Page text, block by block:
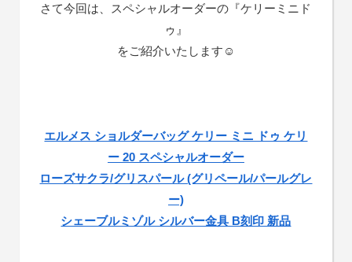
さて今回は、スペシャルオーダーの『ケリーミニド
ゥ』
をご紹介いたします☺️
エルメス ショルダーバッグ ケリー ミニ ドゥ ケリ
ー 20 スペシャルオーダー
ローズサクラ/グリスパール (グリペール/パールグレ
ー)
シェーブルミゾル シルバー金具 B刻印 新品